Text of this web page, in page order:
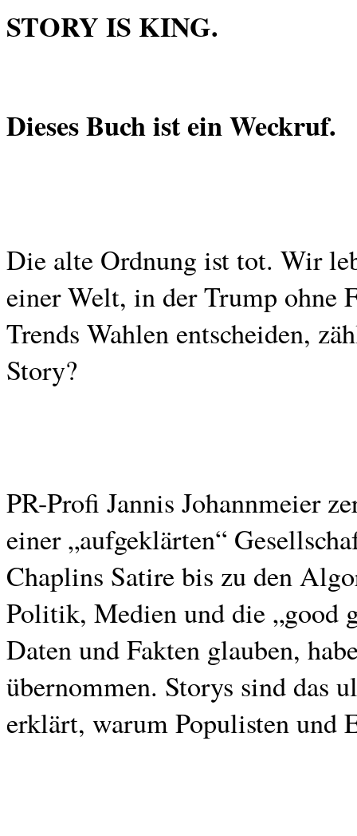
STORY IS KING.
Dieses Buch ist ein Weckruf.
Die alte Ordnung ist tot. Wir
einer Welt, in der Trump ohne
Trends Wahlen entscheiden,
Story?
PR-Profi Jannis Johannmeier
einer „aufgeklärten“
Chaplins Satire bis zu den
Politik, Medien und die „good
Daten und Fakten glauben,
übernommen. Storys sind das
erklärt, warum Populisten und